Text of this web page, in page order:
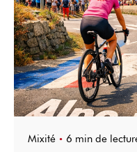
Mixité 6 min de